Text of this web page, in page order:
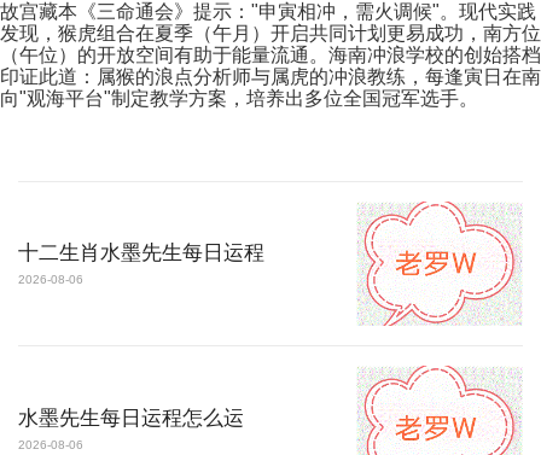
故宫藏本《三命通会》提示："申寅相冲，需火调候"。现代实践
发现，猴虎组合在夏季（午月）开启共同计划更易成功，南方位
（午位）的开放空间有助于能量流通。海南冲浪学校的创始搭档
印证此道：属猴的浪点分析师与属虎的冲浪教练，每逢寅日在南
向"观海平台"制定教学方案，培养出多位全国冠军选手。
十二生肖水墨先生每日运程
2026-08-06
水墨先生每日运程怎么运
2026-08-06